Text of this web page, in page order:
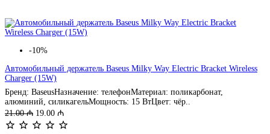
-10%
Автомобильный держатель Baseus Milky Way Electric Bracket Wireless
Charger (15W)
Бренд: BaseusНазначение: телефонМатериал: поликарбонат,
алюминий, силикагельМощность: 15 ВтЦвет: чёр..
21.00 ₼ 19.00 ₼